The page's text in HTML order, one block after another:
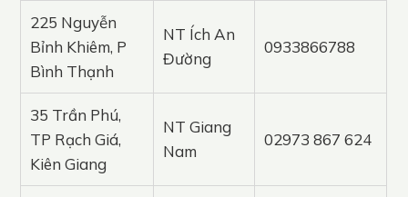
225 Nguyễn
Bỉnh Khiêm, P
Bình Thạnh
NT Ích An
Đường
0933866788
35 Trần Phú,
TP Rạch Giá,
Kiên Giang
NT Giang
Nam
02973 867 624